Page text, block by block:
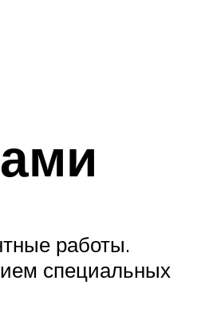
работы.
специальных